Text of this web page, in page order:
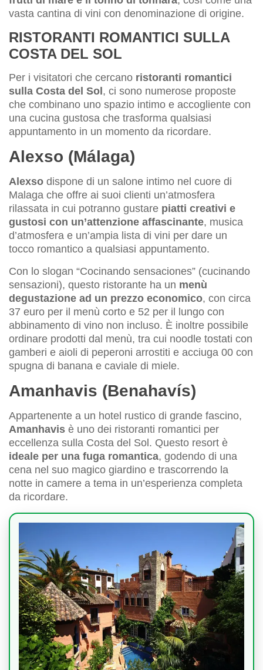
vasta cantina di vini con denominazione di origine.
RISTORANTI ROMANTICI SULLA
COSTA DEL SOL
Per i visitatori che cercano ristoranti romantici
sulla Costa del Sol , ci sono numerose proposte
che combinano uno spazio intimo e accogliente con
una cucina gustosa che trasforma qualsiasi
appuntamento in un momento da ricordare.
Alexso (Málaga)
Alexso dispone di un salone intimo nel cuore di
Malaga che offre ai suoi clienti un’atmosfera
rilassata in cui potranno gustare piatti creativi e
gustosi con un’attenzione affascinante, musica
d’atmosfera e un’ampia lista di vini per dare un
tocco romantico a qualsiasi appuntamento.
Con lo slogan “Cocinando sensaciones” (cucinando
sensazioni), questo ristorante ha un menù
degustazione ad un prezzo economico, con circa
37 euro per il menù corto e 52 per il lungo con
abbinamento di vino non incluso. È inoltre possibile
ordinare prodotti dal menù, tra cui noodle tostati con
gamberi e aioli di peperoni arrostiti e acciuga 00 con
spugna di banana e caviale di miele.
Amanhavis (Benahavís)
Appartenente a un hotel rustico di grande fascino,
Amanhavis è uno dei ristoranti romantici per
eccellenza sulla Costa del Sol. Questo resort è
ideale per una fuga romantica, godendo di una
cena nel suo magico giardino e trascorrendo la
notte in camere a tema in un’esperienza completa
da ricordare.